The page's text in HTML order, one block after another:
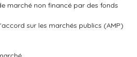
marché non financé par des fonds
sur les marchés publics (AMP)